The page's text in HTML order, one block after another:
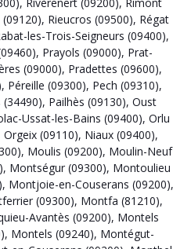
, Rivèrenert (09200), Rimont
, Rieucros (09500), Régat
les-Trois-Seigneurs (09400),
, Prayols (09000), Prat-
(09000), Pradettes (09600),
, Péreille (09300), Pech (09310),
(34490), Pailhès (09130), Oust
Ussat-les-Bains (09400), Orlu
Orgeix (09110), Niaux (09400),
, Moulis (09200), Moulin-Neuf
, Montségur (09300), Montoulieu
, Montjoie-en-Couserans (09200),
(09300), Montfa (81210),
Avantès (09200), Montels
, Montels (09240), Montégut-